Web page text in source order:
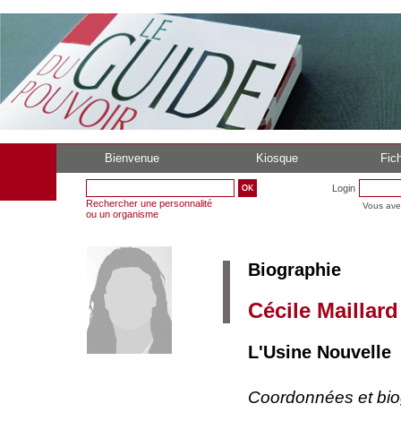
Bienvenue Kiosque
Rechercher une personnalité
ou un organisme
Login
Vous
Biographie
Cécile Maillard
L'Usine Nouvelle
Coordonnées et